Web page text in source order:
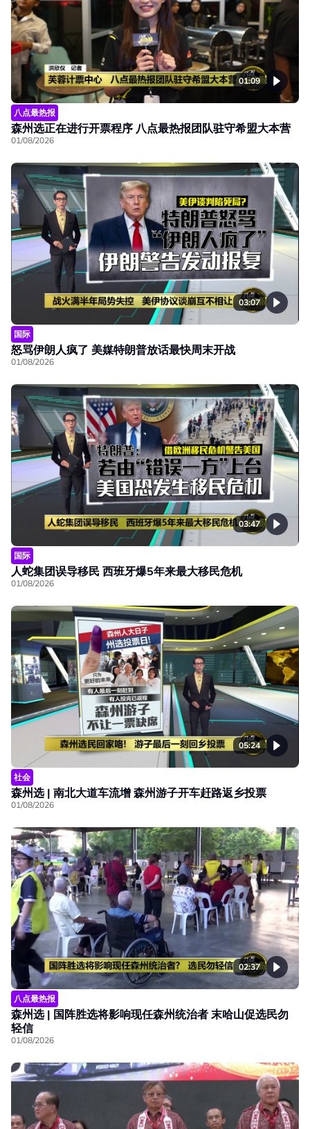
01:09
八点最热报
森州选正在进行开票程序 八点最热报团队驻守希盟大本营
01/08/2026
03:07
国际
怒骂伊朗人疯了 美媒特朗普放话最快周末开战
01/08/2026
03:47
国际
人蛇集团误导移民 西班牙爆5年来最大移民危机
01/08/2026
05:24
社会
森州选 | 南北大道车流增 森州游子开车赶路返乡投票
01/08/2026
02:37
八点最热报
森州选 | 国阵胜选将影响现任森州统治者 末哈山促选民勿
轻信
01/08/2026